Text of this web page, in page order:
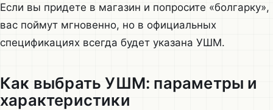
Если вы придете в магазин и попросите «болгарку»,
вас поймут мгновенно, но в официальных
спецификациях всегда будет указана УШМ.
Как выбрать УШМ: параметры и
характеристики